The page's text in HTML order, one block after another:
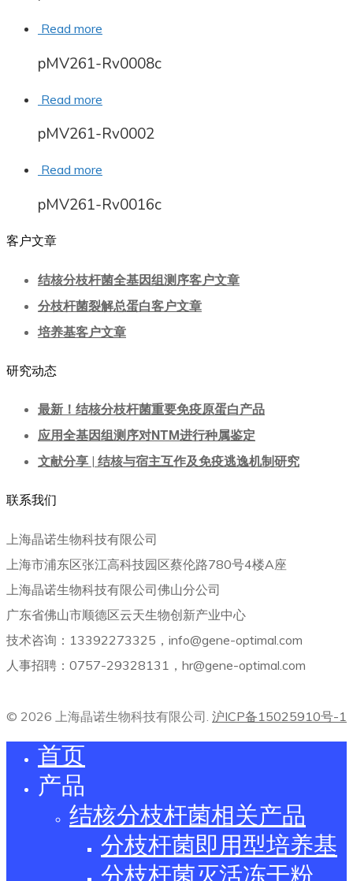
Read more
pMV261-Rv0008c
Read more
pMV261-Rv0002
Read more
pMV261-Rv0016c
客户文章
结核分枝杆菌全基因组测序客户文章
分枝杆菌裂解总蛋白客户文章
培养基客户文章
研究动态
最新！结核分枝杆菌重要免疫原蛋白产品
应用全基因组测序对NTM进行种属鉴定
文献分享 | 结核与宿主互作及免疫逃逸机制研究
联系我们
上海晶诺生物科技有限公司
上海市浦东区张江高科技园区蔡伦路780号4楼A座
上海晶诺生物科技有限公司佛山分公司
广东省佛山市顺德区云天生物创新产业中心
技术咨询：13392273325，info@gene-optimal.com
人事招聘：0757-29328131，hr@gene-optimal.com
© 2026 上海晶诺生物科技有限公司. 沪ICP备15025910号-1
首页
产品
结核分枝杆菌相关产品
分枝杆菌即用型培养基
分枝杆菌灭活冻干粉